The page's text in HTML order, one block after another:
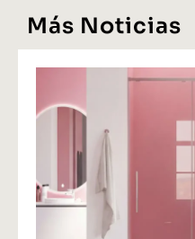
Más Noticias